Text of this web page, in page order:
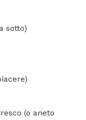
sotto)
(o aneto